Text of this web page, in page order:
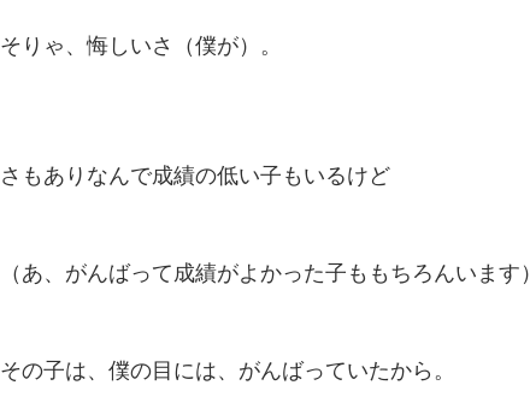
そりゃ、悔しいさ（僕が）。
さもありなんで成績の低い子もいるけど
（あ、がんばって成績がよかった子ももちろんいます）
その子は、僕の目には、がんばっていたから。